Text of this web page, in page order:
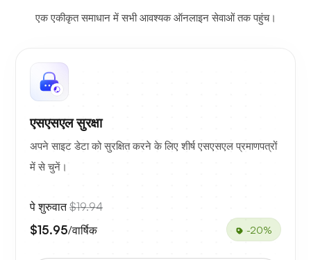
एक एकीकृत समाधान में सभी आवश्यक ऑनलाइन सेवाओं तक पहुंच।
एसएसएल सुरक्षा
अपने साइट डेटा को सुरक्षित करने के लिए शीर्ष एसएसएल प्रमाणपत्रों
में से चुनें।
पे शुरुवात$19.94
$15.95/वार्षिक -20%